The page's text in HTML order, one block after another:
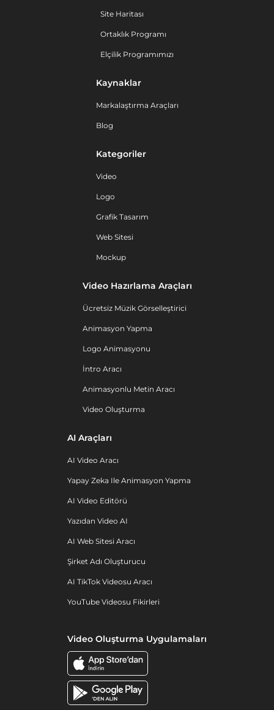
Site Haritası
Ortaklık Programı
Elçilik Programımızı
Kaynaklar
Markalaştırma Araçları
Blog
Kategoriler
Video
Logo
Grafik Tasarım
Web Sitesi
Mockup
Video Hazırlama Araçları
Ücretsiz Müzik Görselleştirici
Animasyon Yapma
Logo Animasyonu
İntro Aracı
Animasyonlu Metin Aracı
Video Oluşturma
AI Araçları
AI Video Aracı
Yapay Zeka Ile Animasyon Yapma
AI Video Editörü
Yazıdan Video AI
AI Web Sitesi Aracı
Şirket Adı Oluşturucu
AI TikTok Videosu Aracı
YouTube Videosu Fikirleri
Video Oluşturma Uygulamaları